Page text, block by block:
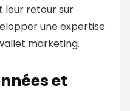
leur retour sur
une expertise
marketing.
et